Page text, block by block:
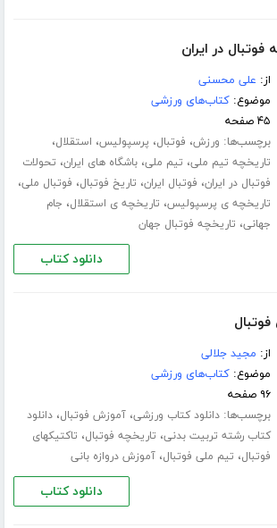
فوتبال در ایران
از: علی محسنی
موضوع:کتاب‌های ورزشی
۴۵ صفحه
برچسب‌ها: ورزش، فوتبال، پرسپولیس، استقلال،
تاریخچه تیم ملی، تیم ملی،باشگاه های ایران، تحولات
فوتبال در ایران، فوتبال ایران، تاریخ فوتبال، فوتبال ملی،
تاریخچه ی پرسپولیس، تاریخچه ی استقلال، جام
جهانی، تاریخچه فوتبال جهان
دانلود کتاب
از: مجید جلالی
موضوع:کتاب‌های ورزشی
۹۶ صفحه
برچسب‌ها:دانلود کتاب ورزشی،آموزش فوتبال،دانلود
کتاب رشته تربیت بدنی، تاریخچه فوتبال، تاکتیکهای
فوتبال، تیم ملی فوتبال،آموزش دروازه بانی
دانلود کتاب